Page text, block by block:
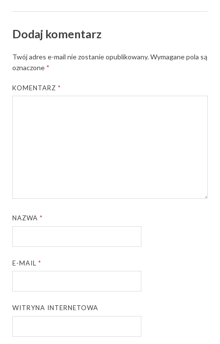
Dodaj komentarz
Twój adres e-mail nie zostanie opublikowany.Wymagane pola są
oznaczone *
KOMENTARZ*
NAZWA*
E-MAIL*
WITRYNA INTERNETOWA